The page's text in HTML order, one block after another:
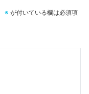
※ が付いている欄は必須項